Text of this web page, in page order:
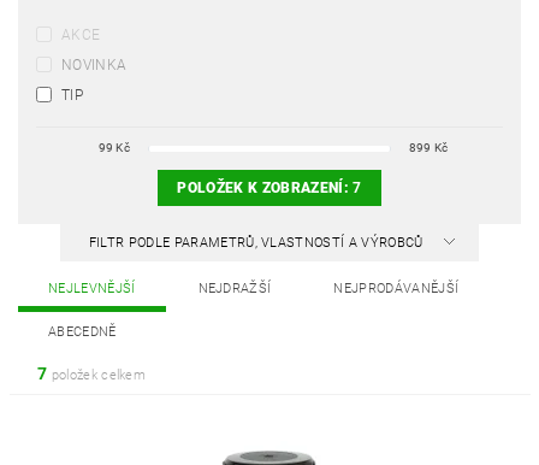
AKCE
NOVINKA
TIP
99 Kč 899 Kč
POLOŽEK K ZOBRAZENÍ:7
FILTR PODLE PARAMETRŮ, VLASTNOSTÍ A VÝROBCŮ
NEJLEVNĚJŠÍ NEJDRAŽŠÍ NEJPRODÁVANĚJŠÍ
ABECEDNĚ
7 položek celkem